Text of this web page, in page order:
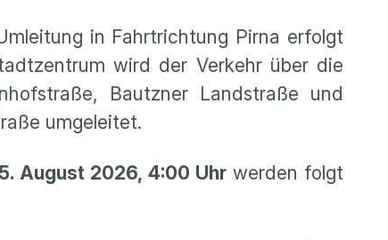
in Fahrtrichtung Pirna erfolgt
wird der Verkehr über die
Bautzner Landstraße und
umgeleitet.
August 2026, 4:00 Uhrwerden folgt